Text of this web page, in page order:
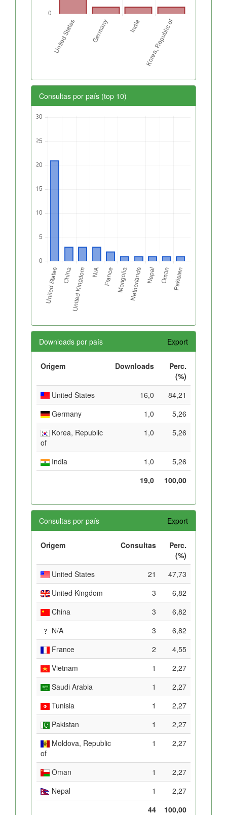
Consultas por país (top 10)
Downloads por país Export
Origem Downloads
Perc.
(%)
United States
16,0
84,21
Germany
1,0
5,26
Korea, Republic
of
1,0 5,26
India 1,0
5,26
19,0
100,00
Consultas por país Export
Origem Consultas
Perc.
(%)
United States
21
47,73
United Kingdom
3
6,82
China
3
6,82
N/A
3
6,82
France
2
4,55
Vietnam
1
2,27
Saudi Arabia
1
2,27
Tunisia
1
2,27
Pakistan
1
2,27
Moldova, Republic
of
1 2,27
Oman 1
2,27
Nepal
1
2,27
44
100,00